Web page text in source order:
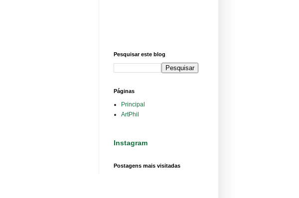
Pesquisar este blog
Páginas
Principal
ArtPhil
Instagram
Postagens mais visitadas